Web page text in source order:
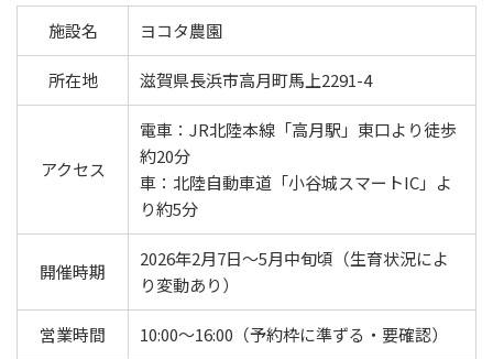
施設名 ヨコタ農園
所在地 滋賀県長浜市高月町馬上2291-4
アクセス
電車：JR北陸本線「高月駅」東口より徒歩
約20分
車：北陸自動車道「小谷城スマートIC」よ
り約5分
開催時期
2026年2月7日～5月中旬頃（生育状況によ
り変動あり）
営業時間 10:00～16:00（予約枠に準ずる・要確認）